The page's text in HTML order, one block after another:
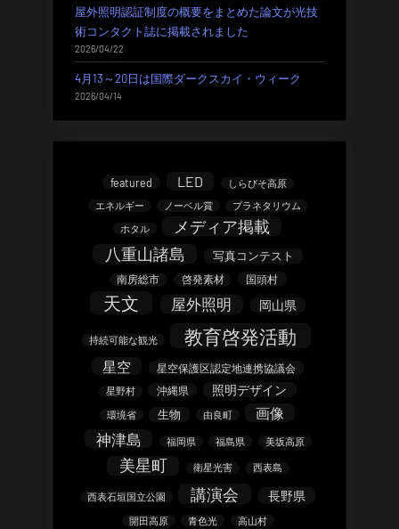
屋外照明認証制度の概要をまとめた論文が光技
術コンタクト誌に掲載されました
2026/04/22
4月13～20日は国際ダークスカイ・ウィーク
2026/04/14
featured LED
しらびそ高原
エネルギー
ノーベル賞
プラネタリウム
ホタル
メディア掲載
八重山諸島
写真コンテスト
南房総市 啓発素材 国頭村
天文 屋外照明 岡山県
持続可能な観光 教育啓発活動
星空 星空保護区認定地連携協議会
星野村 沖縄県 照明デザイン
環境省 生物 由良町 画像
神津島 福岡県 福島県 美坂高原
美星町 衛星光害 西表島
西表石垣国立公園 講演会 長野県
開田高原 青色光 高山村